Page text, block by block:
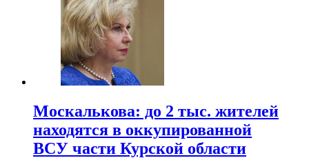
Москалькова: до 2 тыс. жителей
находятся в оккупированной
ВСУ части Курской области